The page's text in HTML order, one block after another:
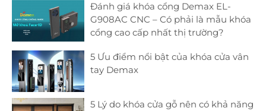
Đánh giá khóa cổng Demax EL-
G908AC CNC – Có phải là mẫu khóa
cổng cao cấp nhất thị trường?
5 Ưu điểm nổi bật của khóa cửa vân
tay Demax
5 Lý do khóa cửa gỗ nên có khả năng